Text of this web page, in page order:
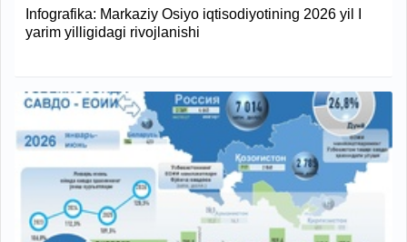
Infografika: Markaziy Osiyo iqtisodiyotining 2026 yil I
yarim yilligidagi rivojlanishi